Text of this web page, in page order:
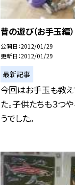
昔の遊び（お手玉編）
公開日 2012/01/29
更新日 2012/01/29
最新記事
今回はお手玉も教
た。子供たちも３つ
うでした。